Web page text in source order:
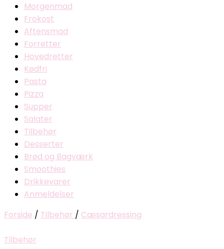
Morgenmad
Frokost
Aftensmad
Forretter
Hovedretter
Kødfri
Pasta
Pizza
Supper
Salater
Tilbehør
Desserter
Brød og Bagværk
Smoothies
Drikkevarer
Anmeldelser
Forside / Tilbehør / Cæsardressing
Tilbehør